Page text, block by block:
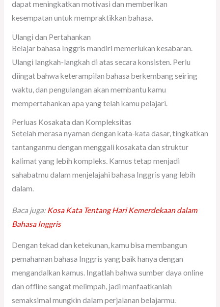
dapat meningkatkan motivasi dan memberikan
kesempatan untuk mempraktikkan bahasa.
Ulangi dan Pertahankan
Belajar bahasa Inggris mandiri memerlukan kesabaran.
Ulangi langkah-langkah di atas secara konsisten. Perlu
diingat bahwa keterampilan bahasa berkembang seiring
waktu, dan pengulangan akan membantu kamu
mempertahankan apa yang telah kamu pelajari.
Perluas Kosakata dan Kompleksitas
Setelah merasa nyaman dengan kata-kata dasar, tingkatkan
tantanganmu dengan menggali kosakata dan struktur
kalimat yang lebih kompleks. Kamus tetap menjadi
sahabatmu dalam menjelajahi bahasa Inggris yang lebih
dalam.
Baca juga:Kosa Kata Tentang Hari Kemerdekaan dalam
Bahasa Inggris
Dengan tekad dan ketekunan, kamu bisa membangun
pemahaman bahasa Inggris yang baik hanya dengan
mengandalkan kamus. Ingatlah bahwa sumber daya online
dan offline sangat melimpah, jadi manfaatkanlah
semaksimal mungkin dalam perjalanan belajarmu.